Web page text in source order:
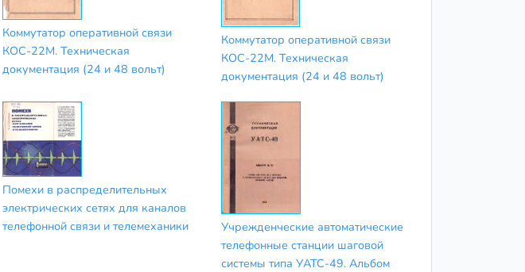
Коммутатор оперативной связи
КОС-22М. Техническая
документация (24 и 48 вольт)
Коммутатор оперативной связи
КОС-22М. Техническая
документация (24 и 48 вольт)
Помехи в распределительных
электрических сетях для каналов
телефонной связи и телемеханики
Учрежденческие автоматические
телефонные станции шаговой
системы типа УАТС-49. Альбом